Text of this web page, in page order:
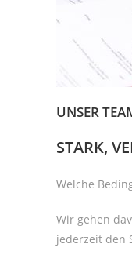
UNSER
STARK,
Welche
Wir gehen
jederzeit den